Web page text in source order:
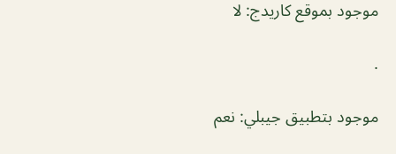
موجود بموقع كاريدج: لا
.
موجود بتطبيق جيبلي: نعم